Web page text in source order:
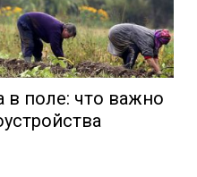
в поле: что важно